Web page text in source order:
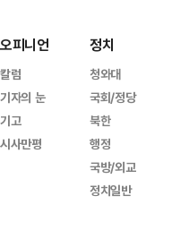
오피니언
칼럼
기자의 눈
기고
시사만평
정치
청와대
국회/정당
북한
행정
국방/외교
정치일반